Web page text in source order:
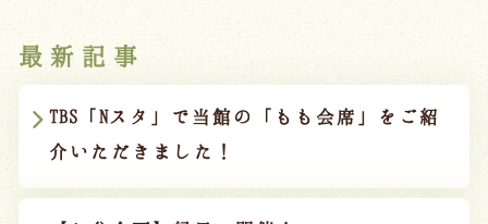
最新記事
TBS「Nスタ」で当館の「もも会席」をご紹
介いただきました！